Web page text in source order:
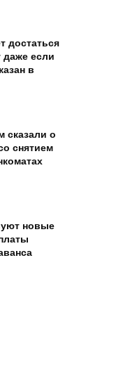
достаться
даже если
в
сказали о
снятием
новые